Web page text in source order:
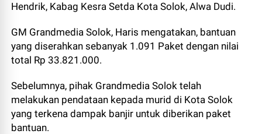
Hendrik, Kabag Kesra Setda Kota Solok, Alwa Dudi.
GM Grandmedia Solok, Haris mengatakan, bantuan
yang diserahkan sebanyak 1.091 Paket dengan nilai
total Rp 33.821.000.
Sebelumnya, pihak Grandmedia Solok telah
melakukan pendataan kepada murid di Kota Solok
yang terkena dampak banjir untuk diberikan paket
bantuan.